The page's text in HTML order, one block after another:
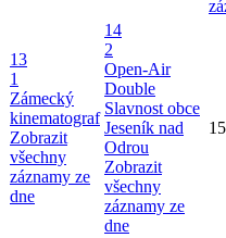
13
1
Zámecký
kinematograf
Zobrazit
všechny
záznamy ze
dne
14
2
Open-Air
Double
Slavnost obce
Jeseník nad
Odrou
Zobrazit
všechny
záznamy ze
dne
15